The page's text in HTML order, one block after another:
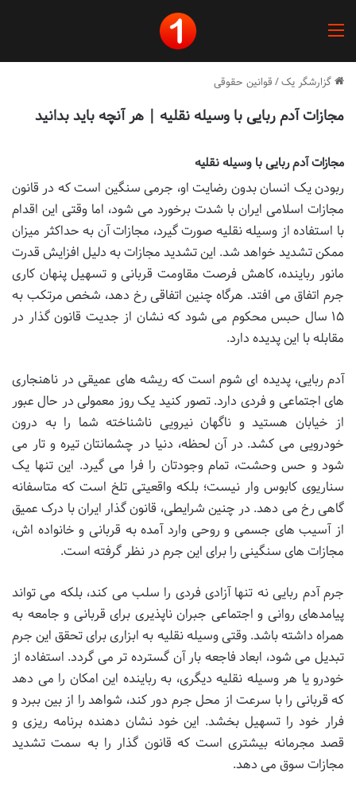
گزارشگر یک/ قوانین حقوقی
مجازات آدم ربایی با وسیله نقلیه | هر آنچه باید بدانید
مجازات آدم ربایی با وسیله نقلیه
ربودن یک انسان بدون رضایت او، جرمی سنگین است که در قانون
مجازات اسلامی ایران با شدت برخورد می شود، اما وقتی این اقدام
با استفاده از وسیله نقلیه صورت گیرد، مجازات آن به حداکثر میزان
ممکن تشدید خواهد شد. این تشدید مجازات به دلیل افزایش قدرت
مانور رباینده، کاهش فرصت مقاومت قربانی و تسهیل پنهان کاری
جرم اتفاق می افتد. هرگاه چنین اتفاقی رخ دهد، شخص مرتکب به
۱۵ سال حبس محکوم می شود که نشان از جدیت قانون گذار در
مقابله با این پدیده دارد.
آدم ربایی، پدیده ای شوم است که ریشه های عمیقی در ناهنجاری
های اجتماعی و فردی دارد. تصور کنید یک روز معمولی در حال عبور
از خیابان هستید و ناگهان نیرویی ناشناخته شما را به درون
خودرویی می کشد. در آن لحظه، دنیا در چشمانتان تیره و تار می
شود و حس وحشت، تمام وجودتان را فرا می گیرد. این تنها یک
سناریوی کابوس وار نیست؛ بلکه واقعیتی تلخ است که متاسفانه
گاهی رخ می دهد. در چنین شرایطی، قانون گذار ایران با درک عمیق
از آسیب های جسمی و روحی وارد آمده به قربانی و خانواده اش،
مجازات های سنگینی را برای این جرم در نظر گرفته است.
جرم آدم ربایی نه تنها آزادی فردی را سلب می کند، بلکه می تواند
پیامدهای روانی و اجتماعی جبران ناپذیری برای قربانی و جامعه به
همراه داشته باشد. وقتی وسیله نقلیه به ابزاری برای تحقق این جرم
تبدیل می شود، ابعاد فاجعه بار آن گسترده تر می گردد. استفاده از
خودرو یا هر وسیله نقلیه دیگری، به رباینده این امکان را می دهد
که قربانی را با سرعت از محل جرم دور کند، شواهد را از بین ببرد و
فرار خود را تسهیل بخشد. این خود نشان دهنده برنامه ریزی و
قصد مجرمانه بیشتری است که قانون گذار را به سمت تشدید
مجازات سوق می دهد.